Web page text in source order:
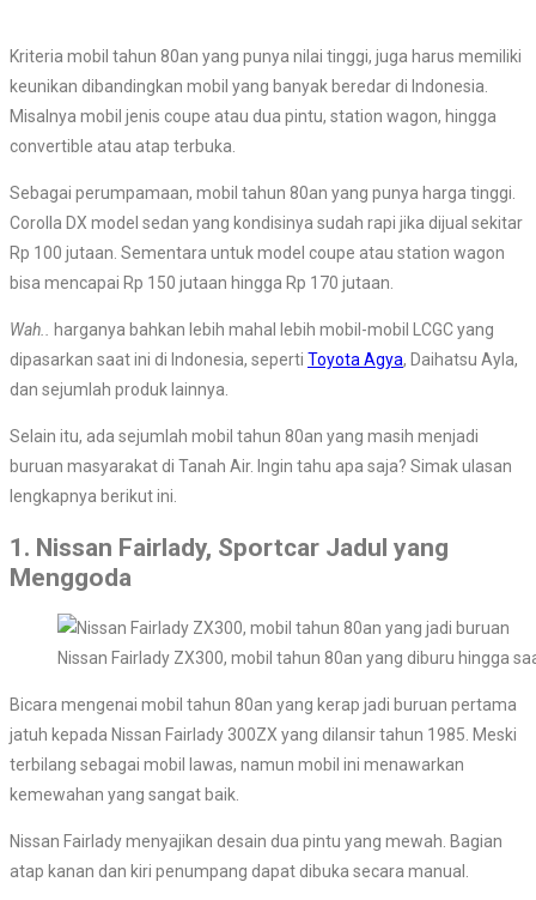
Kriteria mobil tahun 80an yang punya nilai tinggi, juga harus memiliki
keunikan dibandingkan mobil yang banyak beredar di Indonesia.
Misalnya mobil jenis coupe atau dua pintu, station wagon, hingga
convertible atau atap terbuka.
Sebagai perumpamaan, mobil tahun 80an yang punya harga tinggi.
Corolla DX model sedan yang kondisinya sudah rapi jika dijual sekitar
Rp 100 jutaan. Sementara untuk model coupe atau station wagon
bisa mencapai Rp 150 jutaan hingga Rp 170 jutaan.
Wah.. harganya bahkan lebih mahal lebih mobil-mobil LCGC yang
dipasarkan saat ini di Indonesia, seperti Toyota Agya, Daihatsu Ayla,
dan sejumlah produk lainnya.
Selain itu, ada sejumlah mobil tahun 80an yang masih menjadi
buruan masyarakat di Tanah Air. Ingin tahu apa saja? Simak ulasan
lengkapnya berikut ini.
1. Nissan Fairlady, Sportcar Jadul yang
Menggoda
Nissan Fairlady ZX300, mobil tahun 80an yang diburu hingga
Bicara mengenai mobil tahun 80an yang kerap jadi buruan pertama
jatuh kepada Nissan Fairlady 300ZX yang dilansir tahun 1985. Meski
terbilang sebagai mobil lawas, namun mobil ini menawarkan
kemewahan yang sangat baik.
Nissan Fairlady menyajikan desain dua pintu yang mewah. Bagian
atap kanan dan kiri penumpang dapat dibuka secara manual.